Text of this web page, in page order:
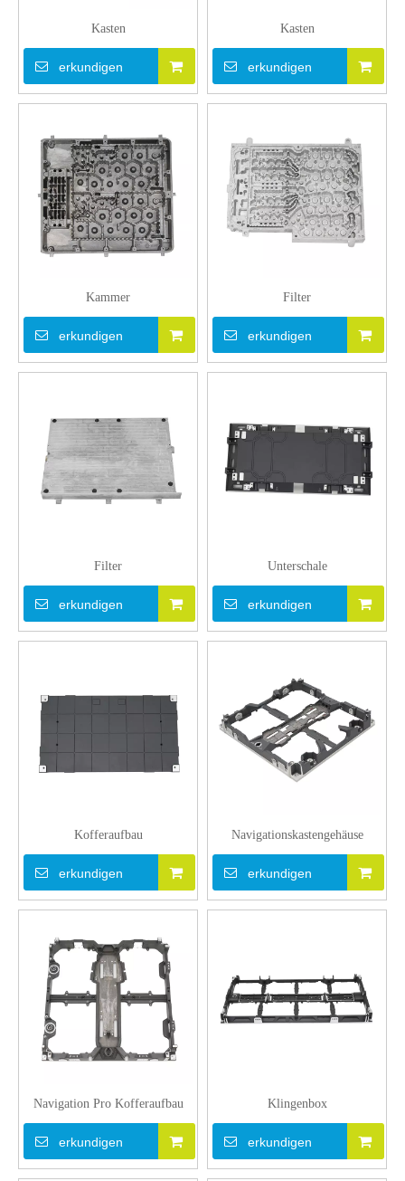
Kasten
erkundigen
Kasten
erkundigen
Kammer
erkundigen
Filter
erkundigen
Filter
erkundigen
Unterschale
erkundigen
Kofferaufbau
erkundigen
Navigationskastengehäuse
erkundigen
Navigation Pro Kofferaufbau
erkundigen
Klingenbox
erkundigen